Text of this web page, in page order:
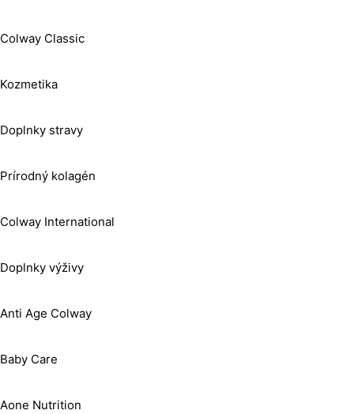
Colway Classic
Kozmetika
Doplnky stravy
Prírodný kolagén
Colway International
Doplnky výživy
Anti Age Colway
Baby Care
Aone Nutrition